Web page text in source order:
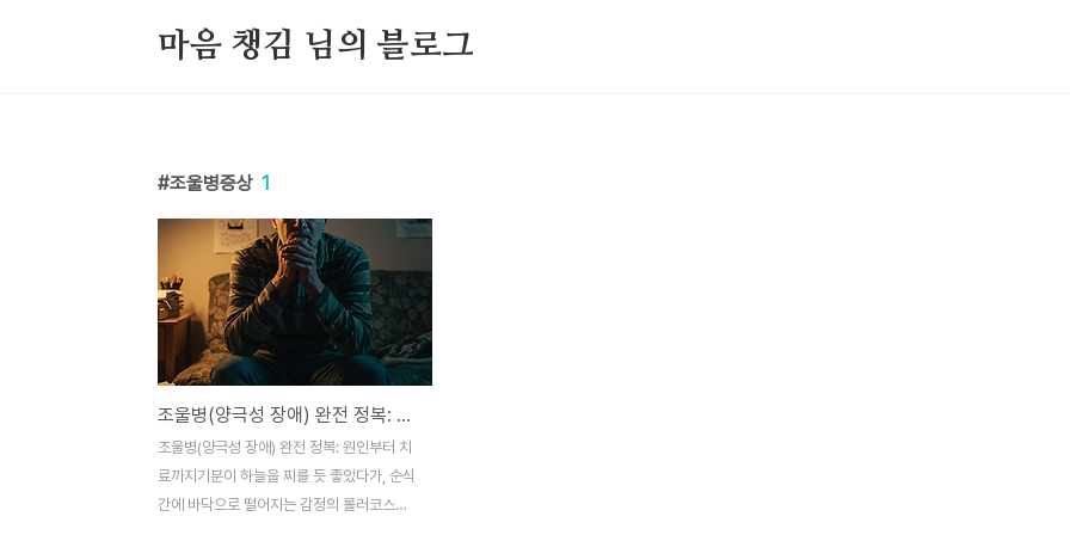
마음 챙김 님의 블로그
조울병증상 1
조울병(양극성 장애) 완전 정복: 원인부터 치료까지
조울병(양극성 장애) 완전 정복: 원인부터 치
료까지기분이 하늘을 찌를 듯 좋았다가, 순식
간에 바닥으로 떨어지는 감정의 롤러코스터